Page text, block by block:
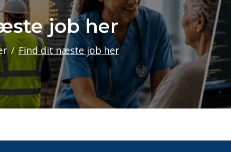
job her
Find dit næste job her